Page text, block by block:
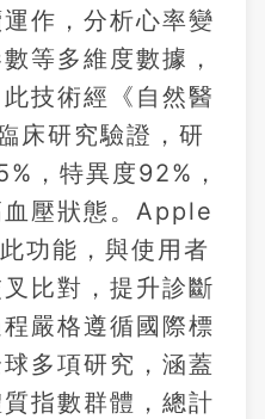
作，分析心率變
等多維度數據，
技術經《自然醫
床研究驗證，研
，特異度92%，
壓狀態。Apple
功能，與使用者
比對，提升診斷
嚴格遵循國際標
多項研究，涵蓋
指數群體，總計